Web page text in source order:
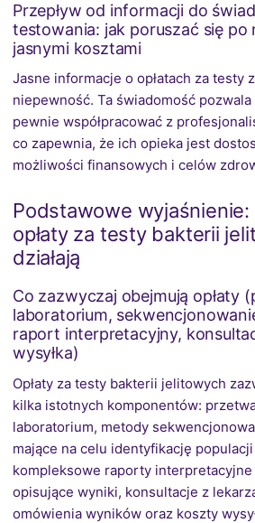
Przepływ od informacji do
testowania: jak poruszać się po
jasnymi kosztami
Jasne informacje o opłatach za testy
niepewność. Ta świadomość
pewnie współpracować z
co zapewnia, że ich opieka jest
możliwości finansowych i celów
Podstawowe
opłaty za testy bakterii
działają
Co zazwyczaj obejmują opłaty
laboratorium,
raport interpretacyjny,
wysyłka)
Opłaty za testy bakterii jelitowych
kilka istotnych komponentów:
laboratorium, metody
mające na celu identyfikację
kompleksowe raporty interpretacyjne
opisujące wyniki, konsultacje z
omówienia wyników oraz koszty